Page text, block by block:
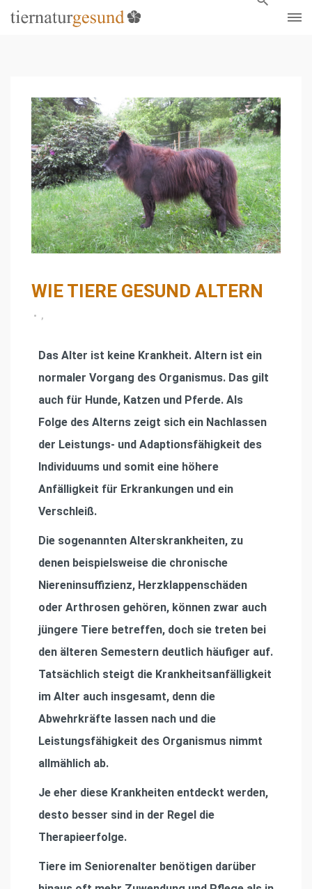
WIE TIERE GESUND ALTERN
• ,
Das Alter ist keine Krankheit. Altern ist ein
normaler Vorgang des Organismus. Das gilt
auch für Hunde, Katzen und Pferde. Als
Folge des Alterns zeigt sich ein Nachlassen
der Leistungs- und Adaptionsfähigkeit des
Individuums und somit eine höhere
Anfälligkeit für Erkrankungen und ein
Verschleiß.
Die sogenannten Alterskrankheiten, zu
denen beispielsweise die chronische
Niereninsuffizienz, Herzklappenschäden
oder Arthrosen gehören, können zwar auch
jüngere Tiere betreffen, doch sie treten bei
den älteren Semestern deutlich häufiger auf.
Tatsächlich steigt die Krankheitsanfälligkeit
im Alter auch insgesamt, denn die
Abwehrkräfte lassen nach und die
Leistungsfähigkeit des Organismus nimmt
allmählich ab.
Je eher diese Krankheiten entdeckt werden,
desto besser sind in der Regel die
Therapieerfolge.
Tiere im Seniorenalter benötigen darüber